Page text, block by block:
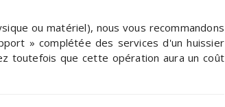
ou matériel), nous vous recommandons
» complétée des services d'un huissier
toutefois que cette opération aura un coût